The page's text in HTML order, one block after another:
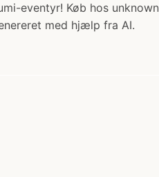
eventyr! Køb hos
med hjælp fra AI.